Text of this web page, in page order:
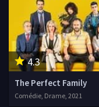
4.3
The Perfect Family
Comédie, Drame, 2021